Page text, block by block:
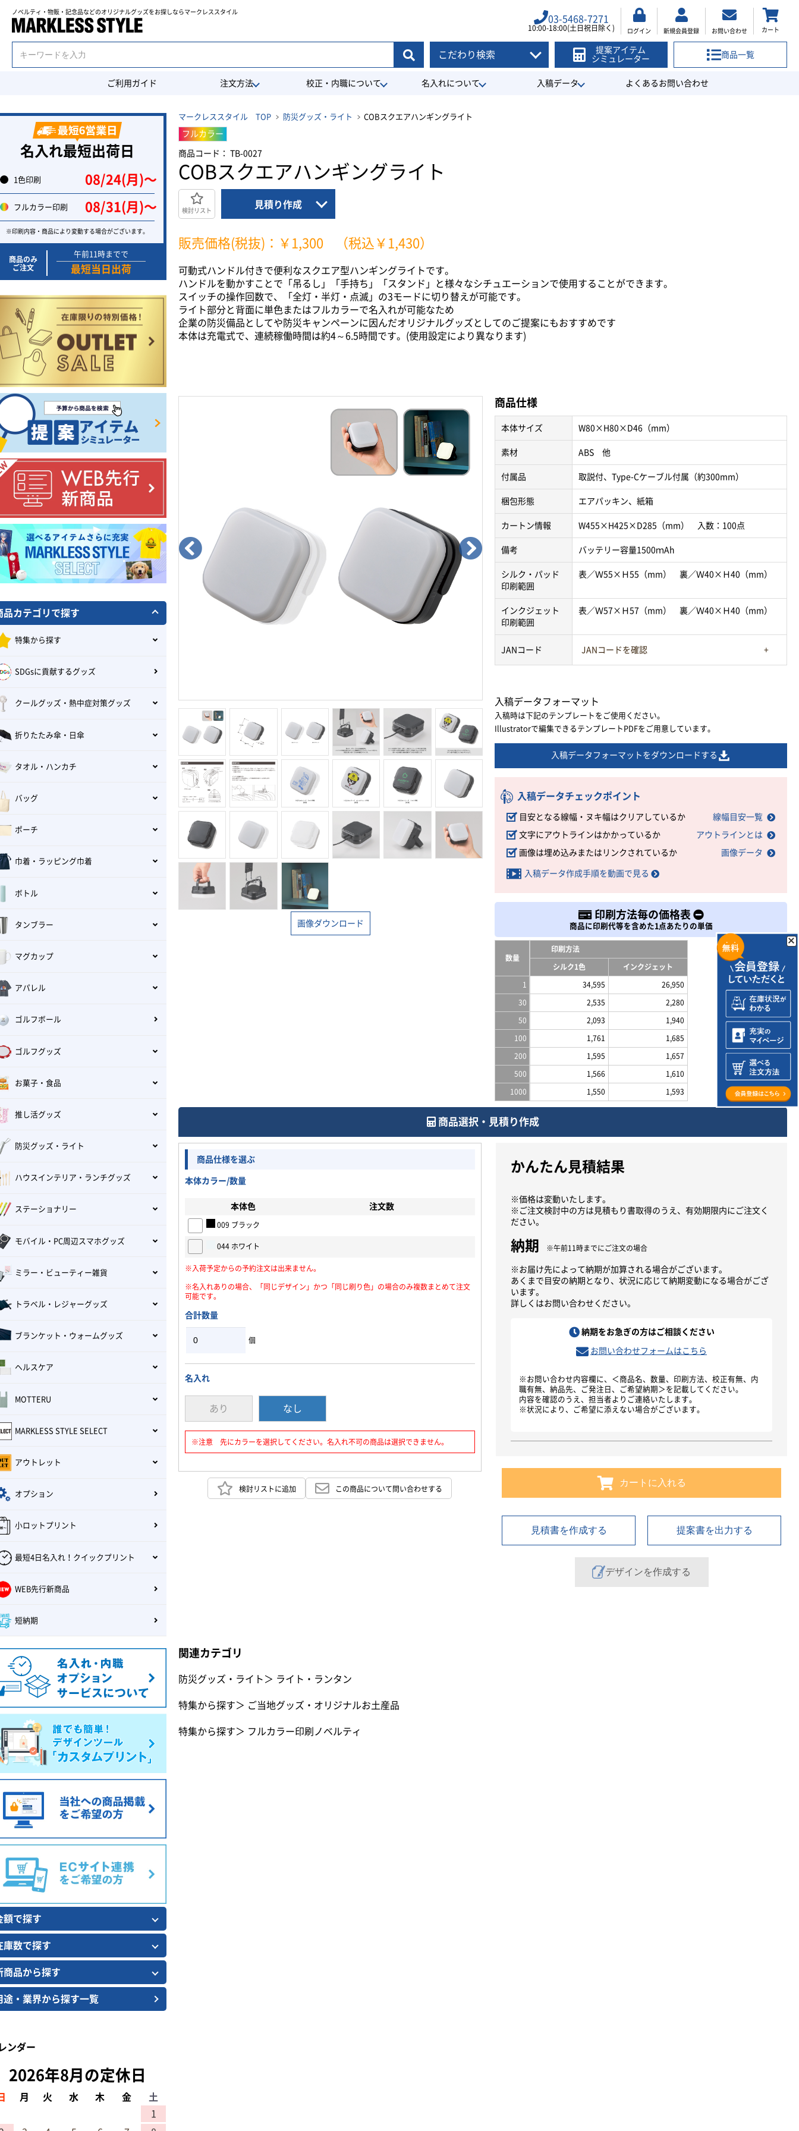
ノベルティ・物販・記念品などのオリジナルグッズを お探しならマークレススタイル
03-5468-7271
10:00-18:00(土日祝日除く) ログイン 新規会員登録 お問い合わせ カート
こだわり検索
提案アイテム
シミュレーター
商品一覧
ご利用ガイド 注文方法 校正・内職について 名入れについて 入稿データ よくあるお問い合わせ
マークレススタイル TOP 防災グッズ・ライト COBスクエアハンギングライト
フルカラー
商品コード： TB-0027
COBスクエアハンギングライト
検討リスト
見積り作成
販売価格(税抜)：￥1,300 （税込￥1,430）
可動式ハンドル付きで便利なスクエア型ハンギングライトです。
ハンドルを動かすことで「吊るし」「手持ち」「スタンド」と様々なシチュエーションで使用することができます。
スイッチの操作回数で、「全灯・半灯・点滅」の3モードに切り替えが可能です。
ライト部分と背面に単色またはフルカラーで名入れが可能なため
企業の防災備品としてや防災キャンペーンに因んだオリジナルグッズとしてのご提案にもおすすめです
本体は充電式で、連続稼働時間は約4～6.5時間です。(使用設定により異なります)
画像ダウンロード
商品仕様
本体サイズ W80×H80×D46（mm）
素材 ABS 他
付属品 取説付、Type-Cケーブル付属（約300mm）
梱包形態 エアパッキン、紙箱
カートン情報 W455×H425×D285（mm） 入数：100点
備考 バッテリー容量1500ｍAh
シルク・パッド
印刷範囲
表／Ｗ55×Ｈ55（mm） 裏／Ｗ40×Ｈ40（mm）
インクジェット
印刷範囲
表／Ｗ57×Ｈ57（mm） 裏／Ｗ40×Ｈ40（mm）
JANコード JANコードを確認
入稿データフォーマット
入稿時は下記のテンプレートをご使用ください。
Illustratorで編集できるテンプレートPDFをご用意しています。
入稿データフォーマットをダウンロードする
入稿データチェックポイント
目安となる線幅・ヌキ幅はクリアしているか 線幅目安一覧
文字にアウトラインはかかっているか アウトラインとは
画像は埋め込みまたはリンクされているか 画像データ
入稿データ作成手順を動画で見る
印刷方法毎の価格表
商品に印刷代等を含めた1点あたりの単価
数量
印刷方法
シルク1色 インクジェット
1 34,595 26,950
30 2,535 2,280
50 2,093 1,940
100 1,761 1,685
200 1,595 1,657
500 1,566 1,610
1000 1,550 1,593
商品選択・見積り作成
商品仕様を選ぶ
本体カラー/数量
本体色 注文数
009 ブラック
044 ホワイト
※入荷予定からの予約注文は出来ません。
※名入れありの場合、「同じデザイン」かつ「同じ刷り色」の場合のみ複数まとめて注文
可能です。
合計数量
個
名入れ
あり なし
※注意 先にカラーを選択してください。名入れ不可の商品は選択できません。
検討リストに追加 この商品について問い合わせする
かんたん見積結果
※価格は変動いたします。
※ご注文検討中の方は見積もり書取得のうえ、有効期限内にご注文く
ださい。
納期 ※午前11時までにご注文の場合
※お届け先によって納期が加算される場合がございます。
あくまで目安の納期となり、状況に応じて納期変動になる場合がござ
います。
詳しくはお問い合わせください。
納期をお急ぎの方はご相談ください
お問い合わせフォームはこちら
※お問い合わせ内容欄に、＜商品名、数量、印刷方法、校正有無、内
職有無、納品先、ご発注日、ご希望納期＞を記載してください。
内容を確認のうえ、担当者よりご連絡いたします。
※状況により、ご希望に添えない場合がございます。
カートに入れる
見積書を作成する 提案書を出力する
デザインを作成する
関連カテゴリ
防災グッズ・ライト ＞ ライト・ランタン
特集から探す＞ ご当地グッズ・オリジナルお土産品
特集から探す＞ フルカラー印刷ノベルティ
名入れ最短出荷日
1色印刷 08/24(月)〜
フルカラー印刷 08/31(月)〜
※印刷内容・商品により変動する場合がございます。
商品のみ
ご注文
午前11時までで
最短当日出荷
品カテゴリで探す
特集から探す
SDGsに貢献するグッズ
クールグッズ・熱中症対策グッズ
折りたたみ傘・日傘
タオル・ハンカチ
バッグ
ポーチ
巾着・ラッピング巾着
ボトル
タンブラー
マグカップ
アパレル
ゴルフボール
ゴルフグッズ
お菓子・食品
推し活グッズ
防災グッズ・ライト
ハウスインテリア・ランチグッズ
ステーショナリー
モバイル・PC周辺スマホグッズ
ミラー・ビューティー雑貨
トラベル・レジャーグッズ
ブランケット・ウォームグッズ
ヘルスケア
MOTTERU
MARKLESS STYLE SELECT
アウトレット
オプション
小ロットプリント
最短4日名入れ！クイックプリント
WEB先行新商品
短納期
額で探す
庫数で探す
商品から探す
途・業界から探す一覧
ンダー
2026年8月の定休日
月 火 水 木 金
土
1